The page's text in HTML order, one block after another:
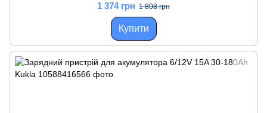
1 374 грн 1 808 грн
Купити